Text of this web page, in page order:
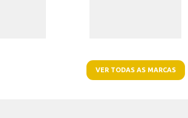
VER TODAS AS MARCAS